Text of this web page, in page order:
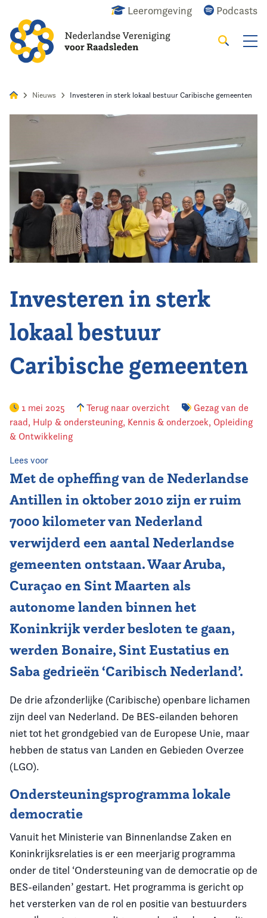
Leeromgeving Podcasts
Zoeken
Agenda
Nieuws
Opleiding
Kennis & Informatie
Contact
Nieuws Investeren in sterk lokaal bestuur Caribische gemeenten
Investeren in sterk
lokaal bestuur
Caribische gemeenten
1 mei 2025 Terug naar overzicht
Gezag van de
raad, Hulp & ondersteuning, Kennis & onderzoek, Opleiding
& Ontwikkeling
Lees voor
Met de opheffing van de Nederlandse
Antillen in oktober 2010 zijn er ruim
7000 kilometer van Nederland
verwijderd een aantal Nederlandse
gemeenten ontstaan. Waar Aruba,
Curaçao en Sint Maarten als
autonome landen binnen het
Koninkrijk verder besloten te gaan,
werden Bonaire, Sint Eustatius en
Saba gedrieën ‘Caribisch Nederland’.
De drie afzonderlijke (Caribische) openbare lichamen
zijn deel van Nederland. De BES-eilanden behoren
niet tot het grondgebied van de Europese Unie, maar
hebben de status van Landen en Gebieden Overzee
(LGO).
Ondersteuningsprogramma lokale
democratie
Vanuit het Ministerie van Binnenlandse Zaken en
Koninkrijksrelaties is er een meerjarig programma
onder de titel ‘Ondersteuning van de democratie op de
BES-eilanden’ gestart. Het programma is gericht op
het versterken van de rol en positie van bestuurders